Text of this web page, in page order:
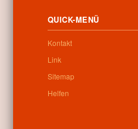
Freitag: 9:00-12:00 13:00-16:30
Samstag: 9:00-12:00
Sonntag: geschlossen
Newsletter
QUICK-MENÜ
Kontakt
Link
Sitemap
Helfen